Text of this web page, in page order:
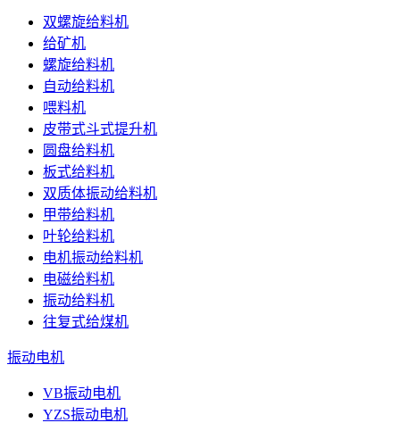
双螺旋给料机
给矿机
螺旋给料机
自动给料机
喂料机
皮带式斗式提升机
圆盘给料机
板式给料机
双质体振动给料机
甲带给料机
叶轮给料机
电机振动给料机
电磁给料机
振动给料机
往复式给煤机
振动电机
VB振动电机
YZS振动电机